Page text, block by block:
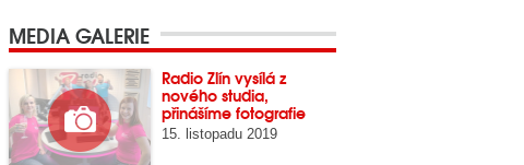
MEDIA GALERIE
Radio Zlín vysílá z
nového studia,
přinášíme fotografie
15. listopadu 2019